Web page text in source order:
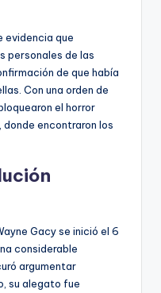
evidencia que
personales de las
de que había
Con una orden de
el horror
encontraron los
Gacy se inició el 6
considerable
argumentar
su alegato fue